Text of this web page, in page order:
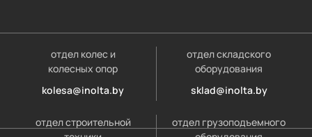
отдел колес и
колесных опор
kolesa@inolta.by
отдел складского
оборудования
sklad@inolta.by
отдел строительной
отдел грузоподъемного